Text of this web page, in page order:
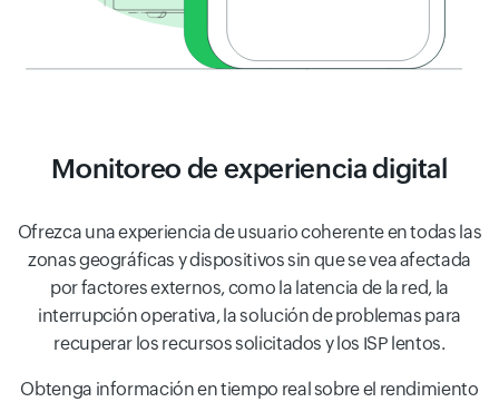
Monitoreo de experiencia digital
Ofrezca una experiencia de usuario coherente en todas las
zonas geográficas y dispositivos sin que se vea afectada
por factores externos, como la latencia de la red, la
interrupción operativa, la solución de problemas para
recuperar los recursos solicitados y los ISP lentos.
Obtenga información en tiempo real sobre el rendimiento